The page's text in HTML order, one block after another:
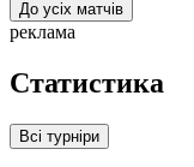
До усіх матчів
реклама
Статистика
Всі турніри